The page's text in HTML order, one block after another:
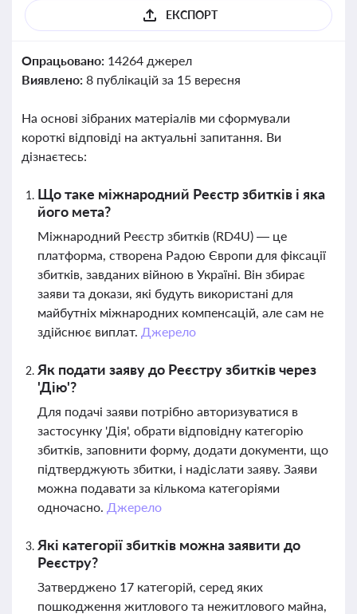
ЕКСПОРТ
Опрацьовано: 14264 джерел
Виявлено: 8 публікацій за 15 вересня
На основі зібраних матеріалів ми сформували
короткі відповіді на актуальні запитання. Ви
дізнаєтесь:
Що таке міжнародний Реєстр збитків і яка
його мета?
Міжнародний Реєстр збитків (RD4U) — це
платформа, створена Радою Європи для фіксації
збитків, завданих війною в Україні. Він збирає
заяви та докази, які будуть використані для
майбутніх міжнародних компенсацій, але сам не
здійснює виплат. Джерело
Як подати заяву до Реєстру збитків через
'Дію'?
Для подачі заяви потрібно авторизуватися в
застосунку 'Дія', обрати відповідну категорію
збитків, заповнити форму, додати документи, що
підтверджують збитки, і надіслати заяву. Заяви
можна подавати за кількома категоріями
одночасно. Джерело
Які категорії збитків можна заявити до
Реєстру?
Затверджено 17 категорій, серед яких
пошкодження житлового та нежитлового майна,